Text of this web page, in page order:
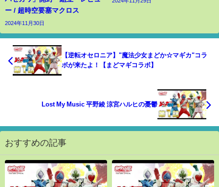
ー / 超時空要塞マクロス
2024年11月30日
【逆転オセロニア】"魔法少女まどか☆マギカ"コラ
ボが来たよ！【まどマギコラボ】
Lost My Music 平野綾 涼宮ハルヒの憂鬱
おすすめの記事